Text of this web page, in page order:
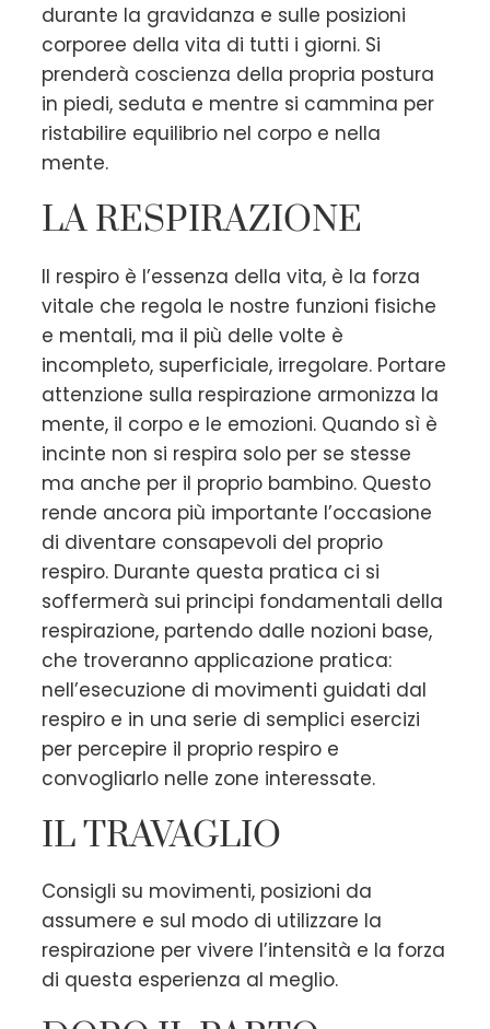
durante la gravidanza e sulle posizioni
corporee della vita di tutti i giorni. Si
prenderà coscienza della propria postura
in piedi, seduta e mentre si cammina per
ristabilire equilibrio nel corpo e nella
mente.
LA RESPIRAZIONE
Il respiro è l’essenza della vita, è la forza
vitale che regola le nostre funzioni fisiche
e mentali, ma il più delle volte è
incompleto, superficiale, irregolare. Portare
attenzione sulla respirazione armonizza la
mente, il corpo e le emozioni. Quando sì è
incinte non si respira solo per se stesse
ma anche per il proprio bambino. Questo
rende ancora più importante l’occasione
di diventare consapevoli del proprio
respiro. Durante questa pratica ci si
soffermerà sui principi fondamentali della
respirazione, partendo dalle nozioni base,
che troveranno applicazione pratica:
nell’esecuzione di movimenti guidati dal
respiro e in una serie di semplici esercizi
per percepire il proprio respiro e
convogliarlo nelle zone interessate.
IL TRAVAGLIO
Consigli su movimenti, posizioni da
assumere e sul modo di utilizzare la
respirazione per vivere l’intensità e la forza
di questa esperienza al meglio.